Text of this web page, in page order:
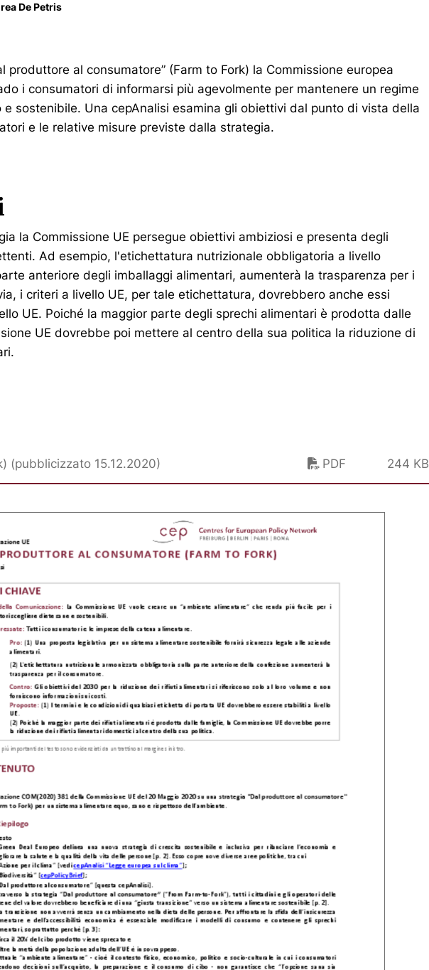
De Petris
produttore al consumatore” (Farm to Fork) la Commissione europea
i consumatori di informarsi più agevolmente per mantenere un regime
e sostenibile. Una cepAnalisi esamina gli obiettivi dal punto di vista della
e le relative misure previste dalla strategia.
la Commissione UE persegue obiettivi ambiziosi e presenta degli
Ad esempio, l'etichettatura nutrizionale obbligatoria a livello
anteriore degli imballaggi alimentari, aumenterà la trasparenza per i
i criteri a livello UE, per tale etichettatura, dovrebbero anche essi
UE. Poiché la maggior parte degli sprechi alimentari è prodotta dalle
UE dovrebbe poi mettere al centro della sua politica la riduzione di
(pubblicizzato 15.12.2020) PDF 244 KB